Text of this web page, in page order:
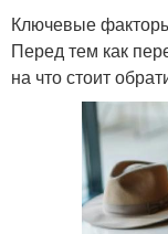
Ключевые
Перед тем как
на что стоит